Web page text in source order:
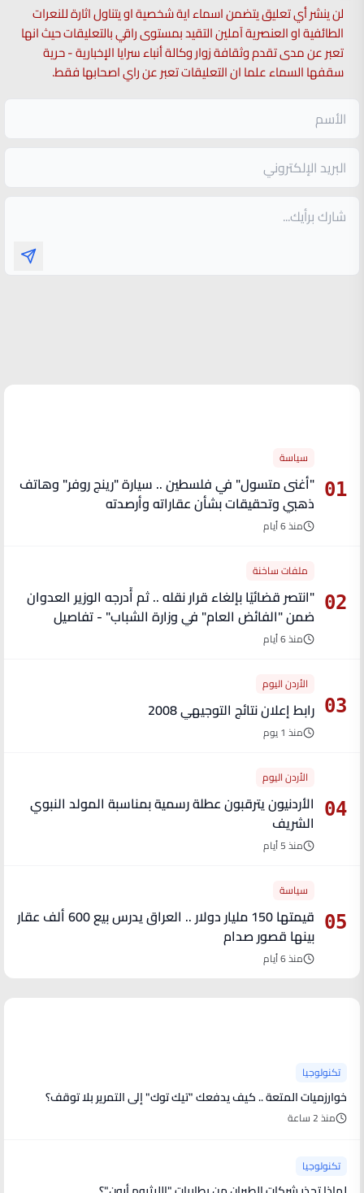
لن ينشر أي تعليق يتضمن اسماء اية شخصية او يتناول اثارة للنعرات
الطائفية او العنصرية آملين التقيد بمستوى راقي بالتعليقات حيث انها
تعبر عن مدى تقدم وثقافة زوار وكالة أنباء سرايا الإخبارية - حرية
سقفها السماء علما ان التعليقات تعبر عن راي اصحابها فقط.
01
سياسة
"أغنى متسول" في فلسطين .. سيارة "رينج روفر" وهاتف
ذهبي وتحقيقات بشأن عقاراته وأرصدته
منذ 6 أيام
02
ملفات ساخنة
"انتصر قضائيًا بإلغاء قرار نقله .. ثم أُدرجه الوزير العدوان
ضمن "الفائض العام" في وزارة الشباب" - تفاصيل
منذ 6 أيام
03
الأردن اليوم
رابط إعلان نتائج التوجيهي 2008
منذ 1 يوم
04
الأردن اليوم
الأردنيون يترقبون عطلة رسمية بمناسبة المولد النبوي
الشريف
منذ 5 أيام
05
سياسة
قيمتها 150 مليار دولار .. العراق يدرس بيع 600 ألف عقار
بينها قصور صدام
منذ 6 أيام
تكنولوجيا
خوارزميات المتعة .. كيف يدفعك "تيك توك" إلى التمرير بلا توقف؟
منذ 2 ساعة
تكنولوجيا